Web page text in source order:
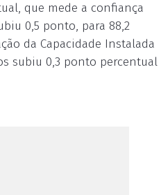
que mede a confiança
0,5 ponto, para 88,2
da Capacidade Instalada
subiu 0,3 ponto percentual